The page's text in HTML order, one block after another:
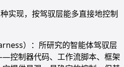
实现，按驾驭层能多直接地控制
）：所研究的智能体驾驭层
控制器代码、工作流脚本、框架